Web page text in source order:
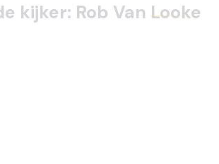
kijker: Rob Van Looke